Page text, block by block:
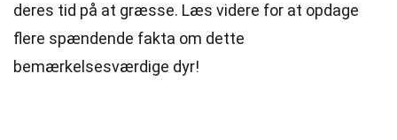
deres tid på at græsse. Læs videre for at opdage
flere spændende fakta om dette
bemærkelsesværdige dyr!